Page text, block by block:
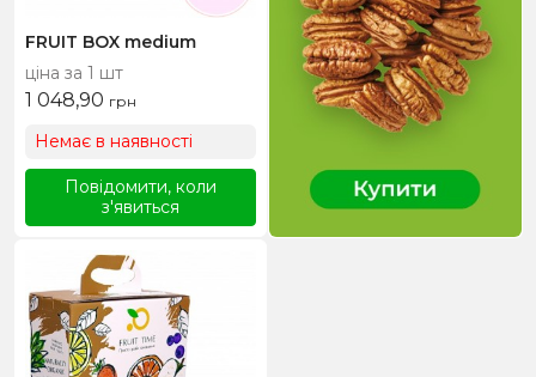
FRUIT BOX medium
ціна за 1 шт
1 048,90 грн
Немає в наявності
Повідомити, коли
з'явиться